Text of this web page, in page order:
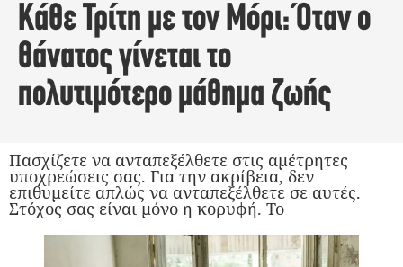
Κάθε Τρίτη με τον Μόρι: Όταν ο
θάνατος γίνεται το
πολυτιμότερο μάθημα ζωής
Πασχίζετε να ανταπεξέλθετε στις αμέτρητες
υποχρεώσεις σας. Για την ακρίβεια, δεν
επιθυμείτε απλώς να ανταπεξέλθετε σε αυτές.
Στόχος σας είναι μόνο η κορυφή. Το